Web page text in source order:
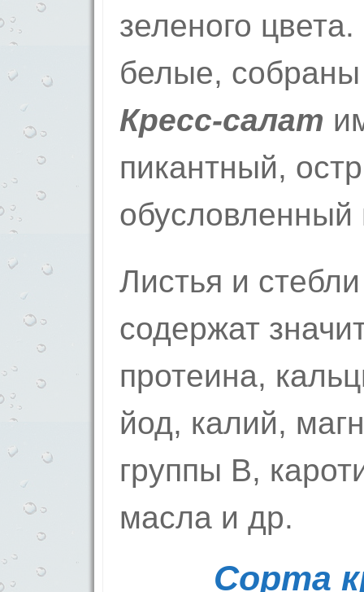
зеленого
белые, собраны
Кресс-салат
пикантный,
Листья и
содержат
протеина,
йод, калий,
группы В,
масла и др.
Сорта